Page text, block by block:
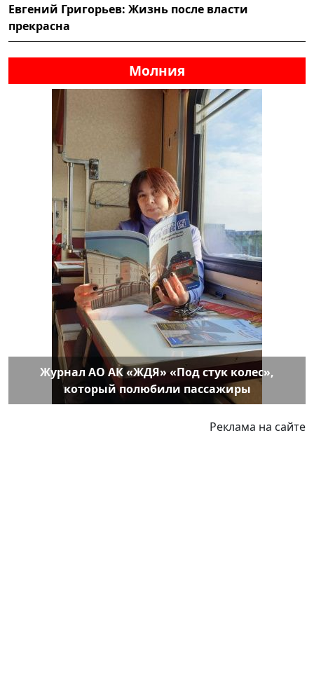
Евгений Григорьев: Жизнь после власти
прекрасна
Молния
Журнал АО АК «ЖДЯ» «Под стук колес»,
который полюбили пассажиры
Реклама на сайте